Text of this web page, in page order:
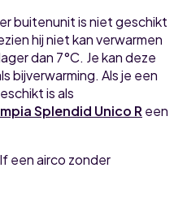
buitenunit is niet geschikt
hij niet kan verwarmen
dan 7°C. Je kan deze
bijverwarming. Als je een
is als
Splendid Unico R een
een airco zonder